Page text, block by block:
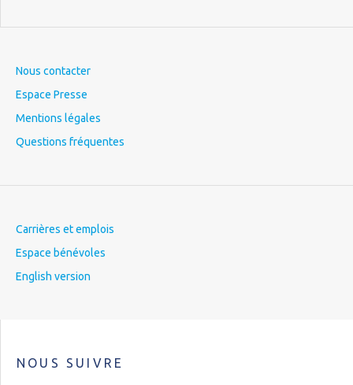
Nous contacter
Espace Presse
Mentions légales
Questions fréquentes
Carrières et emplois
Espace bénévoles
English version
NOUS SUIVRE